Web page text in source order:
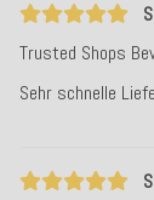
Trusted Shops
Sehr schnelle